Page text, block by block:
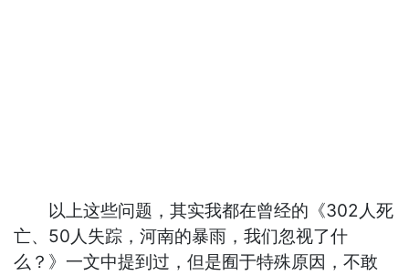
以上这些问题，其实我都在曾经的《302人死
亡、50人失踪，河南的暴雨，我们忽视了什
么？》一文中提到过，但是囿于特殊原因，不敢